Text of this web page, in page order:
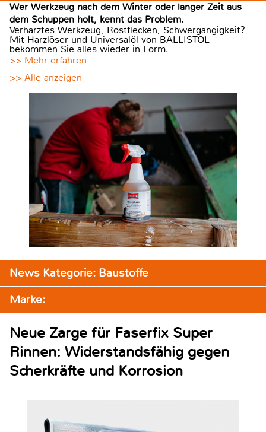
Wer Werkzeug nach dem Winter oder langer Zeit aus
dem Schuppen holt, kennt das Problem.
Verharztes Werkzeug, Rostflecken, Schwergängigkeit?
Mit Harzlöser und Universalöl von BALLISTOL
bekommen Sie alles wieder in Form.
>> Mehr erfahren
>> Alle anzeigen
News Kategorie: Baustoffe
Marke:
Neue Zarge für Faserfix Super
Rinnen: Widerstandsfähig gegen
Scherkräfte und Korrosion